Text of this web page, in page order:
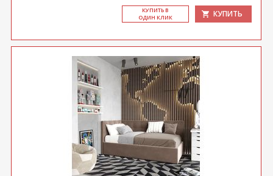
КУ­ПИТЬ В
ОДИН КЛИК
КУПИТЬ